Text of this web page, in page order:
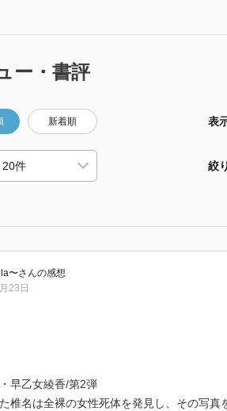
ー・書評
新着順 表
絞
〜さんの感想
23日
早乙女綾香/第2弾
椎名は全裸の女性死体を発見し、その写真